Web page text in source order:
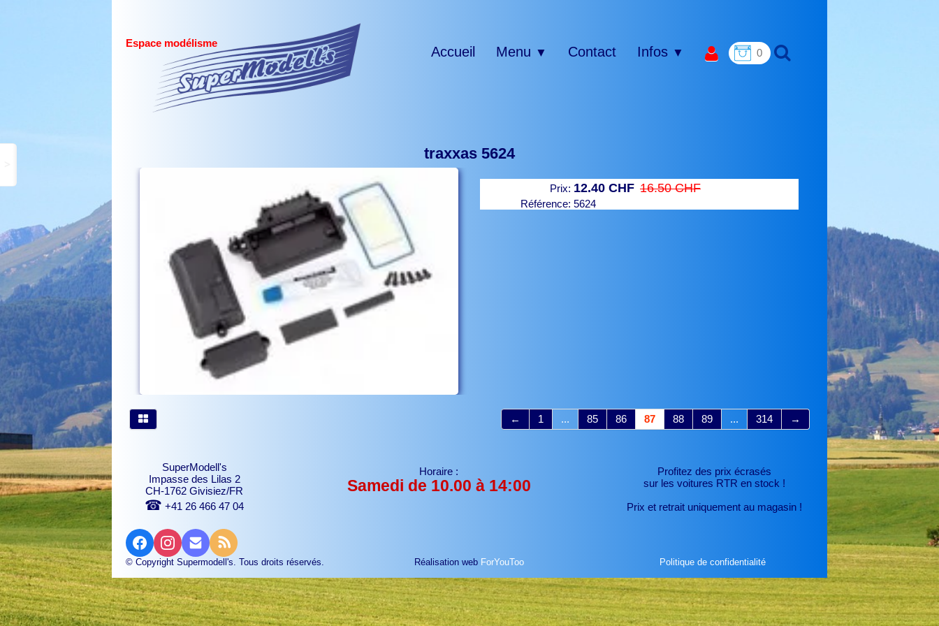
Espace modélisme
Accueil Menu ▼ Contact Infos ▼ 0
traxxas 5624
Prix: 12.40 CHF 16.50 CHF
Référence: 5624
← 1 ... 85 86 87 88 89 ... 314 →
SuperModell's
Impasse des Lilas 2
CH-1762 Givisiez/FR
☎ +41 26 466 47 04
Horaire :
Samedi de 10.00 à 14:00
Profitez des prix écrasés
sur les voitures RTR en stock !
Prix et retrait uniquement au magasin !
© Copyright Supermodell's. Tous droits réservés. Réalisation web ForYouToo Politique de confidentialité